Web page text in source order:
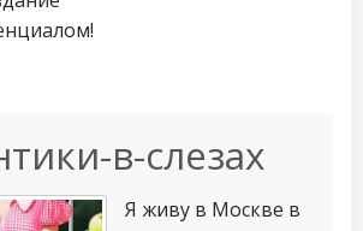
в-слезах
Я живу в Москве в